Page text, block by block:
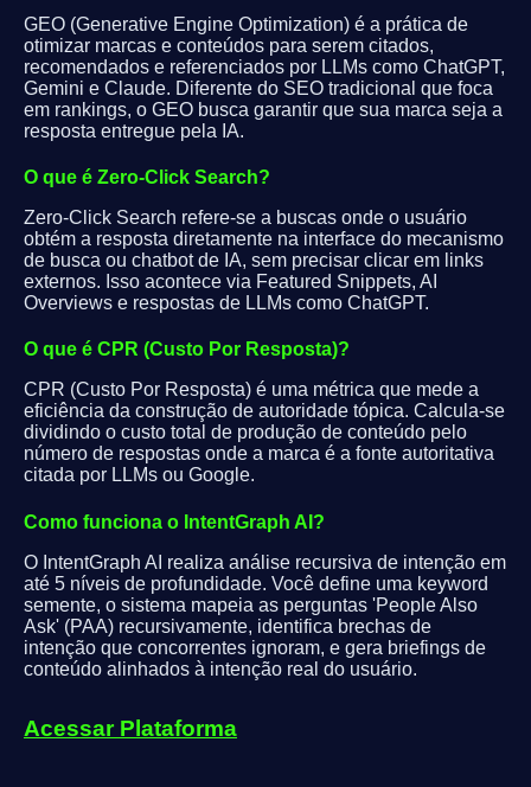
GEO (Generative Engine Optimization) é a prática de
otimizar marcas e conteúdos para serem citados,
recomendados e referenciados por LLMs como ChatGPT,
Gemini e Claude. Diferente do SEO tradicional que foca
em rankings, o GEO busca garantir que sua marca seja a
resposta entregue pela IA.
O que é Zero-Click Search?
Zero-Click Search refere-se a buscas onde o usuário
obtém a resposta diretamente na interface do mecanismo
de busca ou chatbot de IA, sem precisar clicar em links
externos. Isso acontece via Featured Snippets, AI
Overviews e respostas de LLMs como ChatGPT.
O que é CPR (Custo Por Resposta)?
CPR (Custo Por Resposta) é uma métrica que mede a
eficiência da construção de autoridade tópica. Calcula-se
dividindo o custo total de produção de conteúdo pelo
número de respostas onde a marca é a fonte autoritativa
citada por LLMs ou Google.
Como funciona o IntentGraph AI?
O IntentGraph AI realiza análise recursiva de intenção em
até 5 níveis de profundidade. Você define uma keyword
semente, o sistema mapeia as perguntas 'People Also
Ask' (PAA) recursivamente, identifica brechas de
intenção que concorrentes ignoram, e gera briefings de
conteúdo alinhados à intenção real do usuário.
Acessar Plataforma